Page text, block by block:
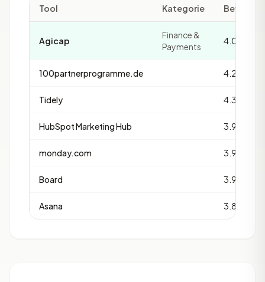
Tool Kategorie
Agicap
Finance &
Payments
4.0
100partnerprogramme.de 4.2
Tidely 4.3
HubSpot Marketing Hub 3.9
monday.com 3.9
Board 3.9
Asana 3.8